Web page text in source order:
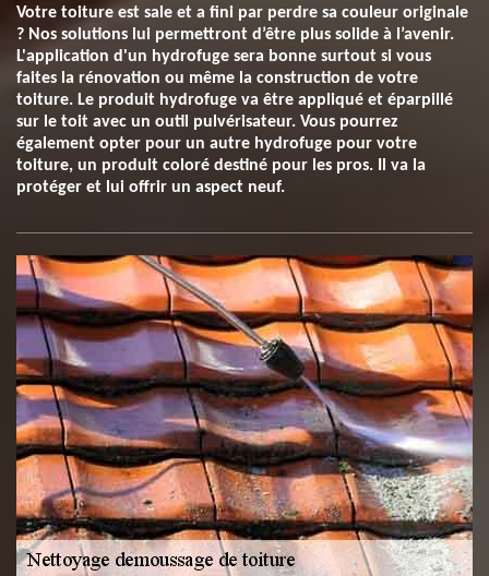
Votre toiture est sale et a fini par perdre sa couleur originale
? Nos solutions lui permettront d’être plus solide à l’avenir.
L'application d'un hydrofuge sera bonne surtout si vous
faites la rénovation ou même la construction de votre
toiture. Le produit hydrofuge va être appliqué et éparpillé
sur le toit avec un outil pulvérisateur. Vous pourrez
également opter pour un autre hydrofuge pour votre
toiture, un produit coloré destiné pour les pros. Il va la
protéger et lui offrir un aspect neuf.